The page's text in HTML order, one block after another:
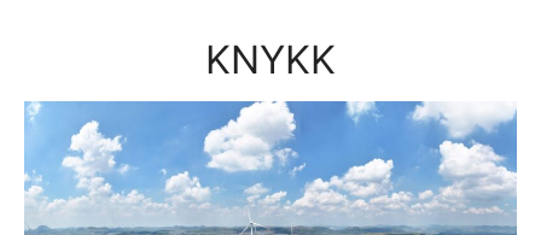
KNYKK